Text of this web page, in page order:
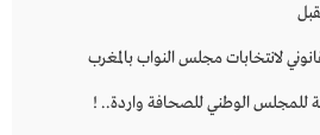
لانتخابات مجلس النواب بالمغرب
للمجلس الوطني للصحافة واردة.. !